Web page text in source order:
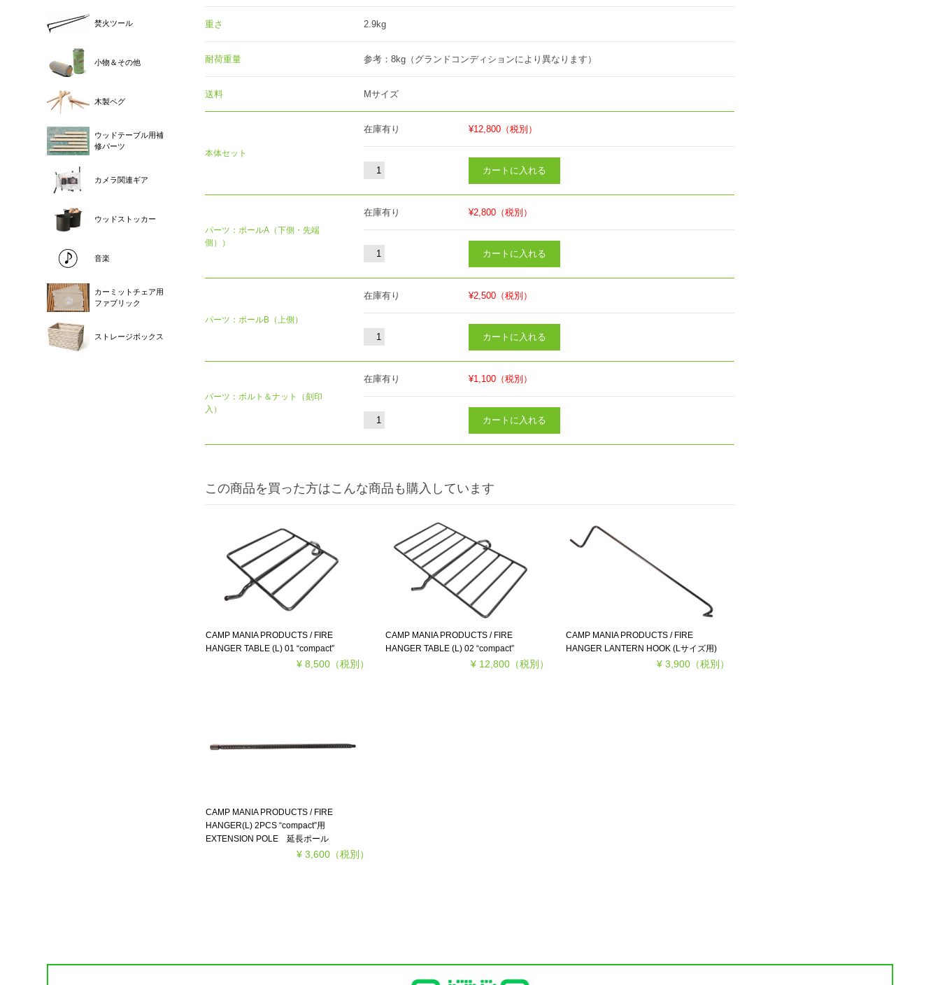
重さ 2.9kg
耐荷重量 参考：8kg（グランドコンディションにより異なります）
送料 Mサイズ
本体セット
在庫有り ¥12,800 （税別）
パーツ：ポールA（下側・先端
側））
在庫有り ¥2,800 （税別）
パーツ：ポールB（上側）
在庫有り ¥2,500 （税別）
パーツ：ボルト＆ナット（刻印
入）
在庫有り ¥1,100 （税別）
この商品を買った方はこんな商品も購入しています
CAMP MANIA PRODUCTS / FIRE
HANGER TABLE (L) 01 “compact”
¥ 8,500（税別）
CAMP MANIA PRODUCTS / FIRE
HANGER TABLE (L) 02 “compact”
¥ 12,800 （税別）
CAMP MANIA PRODUCTS / FIRE
HANGER LANTERN HOOK (Lサイズ用)
¥ 3,900（税別）
CAMP MANIA PRODUCTS / FIRE
HANGER(L) 2PCS “compact”用
EXTENSION POLE 延長ポール
¥ 3,600（税別）
焚火ツール
小物＆その他
木製ペグ
ウッドテーブル用補
修パーツ
カメラ関連ギア
ウッドストッカー
音楽
カーミットチェア用
ファブリック
ストレージボックス